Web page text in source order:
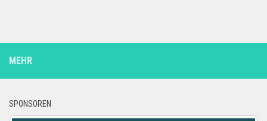
MEHR
SPONSOREN